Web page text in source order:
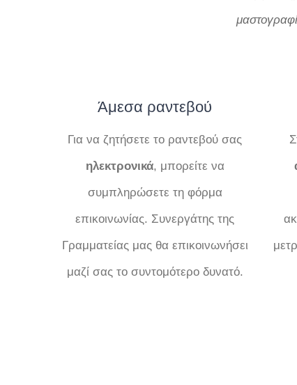
Άμεσα ραντεβού
Για να ζητήσετε το ραντεβού σας
ηλεκτρονικά, μπορείτε να
συμπληρώσετε τη φόρμα
επικοινωνίας. Συνεργάτης της
Γραμματείας μας θα επικοινωνήσει
μαζί σας το συντομότερο δυνατό.